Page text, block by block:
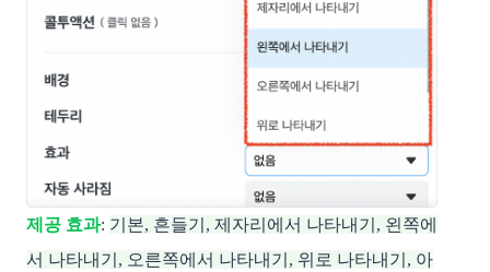
제공 효과: 기본, 흔들기, 제자리에서 나타내기, 왼쪽에
서 나타내기, 오른쪽에서 나타내기, 위로 나타내기, 아